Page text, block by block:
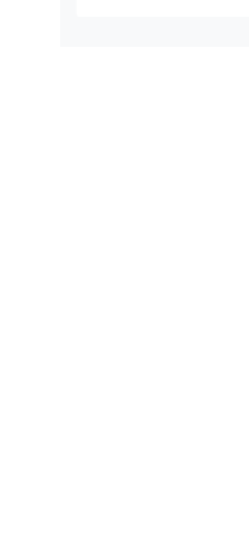
İçli Köfte